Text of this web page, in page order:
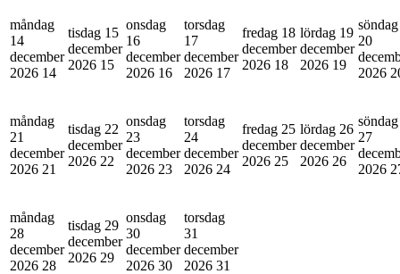
måndag
14
december
2026 14
tisdag 15
december
2026 15
onsdag
16
december
2026 16
torsdag
17
december
2026 17
fredag 18
december
2026 18
lördag 19
december
2026 19
söndag
20
2026
måndag
21
december
2026 21
tisdag 22
december
2026 22
onsdag
23
december
2026 23
torsdag
24
december
2026 24
fredag 25
december
2026 25
lördag 26
december
2026 26
söndag
27
2026
måndag
28
december
2026 28
tisdag 29
december
2026 29
onsdag
30
december
2026 30
torsdag
31
december
2026 31